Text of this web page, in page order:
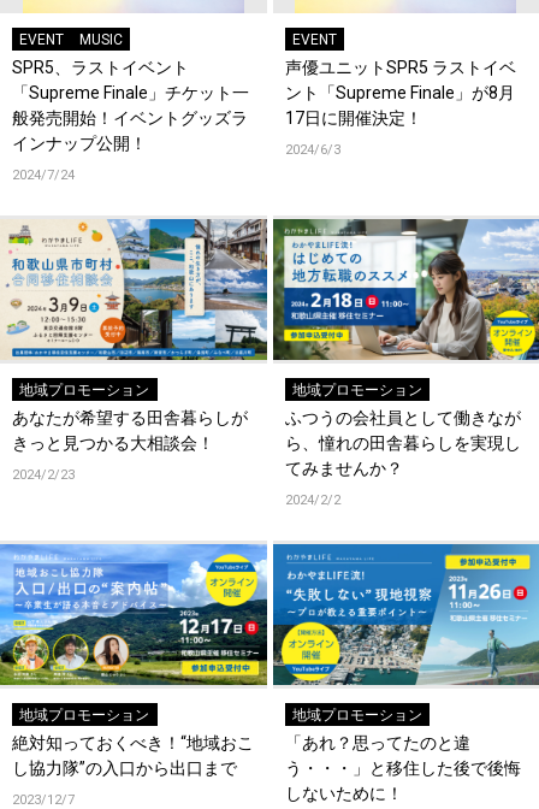
EVENT MUSIC
SPR5、ラストイベント
「Supreme Finale」チケット一
般発売開始！イベントグッズラ
インナップ公開！
2024/7/24
EVENT
声優ユニットSPR5 ラストイベ
ント「Supreme Finale」が8月
17日に開催決定！
2024/6/3
地域プロモーション
あなたが希望する田舎暮らしが
きっと見つかる大相談会！
2024/2/23
地域プロモーション
ふつうの会社員として働きなが
ら、憧れの田舎暮らしを実現し
てみませんか？
2024/2/2
地域プロモーション
絶対知っておくべき！“地域おこ
し協力隊”の入口から出口まで
2023/12/7
地域プロモーション
「あれ？思ってたのと違
う・・・」と移住した後で後悔
しないために！